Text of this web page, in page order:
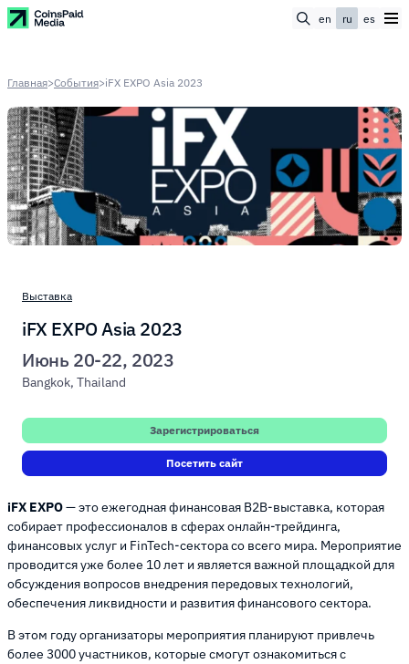
en ru es
Главная>События>iFX EXPO Asia 2023
iFX EXPO— это ежегодная финансовая B2B-выставка, которая
собирает профессионалов в сферах онлайн-трейдинга,
финансовых услуг и FinTech-сектора со всего мира. Мероприятие
проводится уже более 10 лет и является важной площадкой для
обсуждения вопросов внедрения передовых технологий,
обеспечения ликвидности и развития финансового сектора.
В этом году организаторы мероприятия планируют привлечь
более 3000 участников, которые смогут ознакомиться с
Выставка
iFX EXPO Asia 2023
Июнь 20-22, 2023
Bangkok, Thailand
Зарегистрироваться
Посетить сайт